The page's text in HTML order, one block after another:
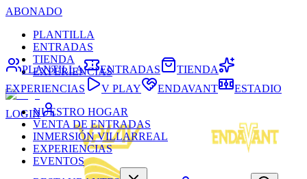
ABONADO
PLANTILLA
ENTRADAS
TIENDA
EXPERIENCIAS
LOGIN
PLANTILLA ENTRADAS
TIENDA
EXPERIENCIAS
V PLAY ENDAVANT
ESTADIO
NUESTRO HOGAR
VENTA DE ENTRADAS
INMERSIÓN VILLARREAL
EXPERIENCIAS
EVENTOS